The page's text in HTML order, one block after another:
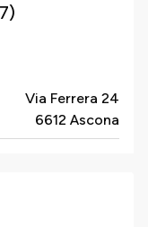
Via Ferrera 24
6612 Ascona